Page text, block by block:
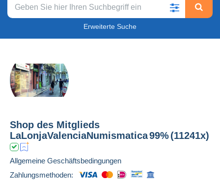
Erweiterte Suche
Shop des Mitglieds
LaLonjaValenciaNumismatica99%(11241x)
Allgemeine Geschäftsbedingungen
Zahlungsmethoden: